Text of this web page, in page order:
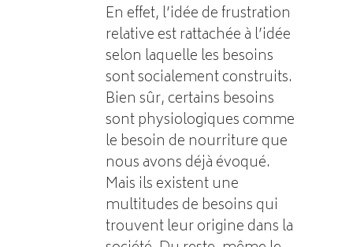
En effet, l’idée de frustration
relative est rattachée à l’idée
selon laquelle les besoins
sont socialement construits.
Bien sûr, certains besoins
sont physiologiques comme
le besoin de nourriture que
nous avons déjà évoqué.
Mais ils existent une
multitudes de besoins qui
trouvent leur origine dans la